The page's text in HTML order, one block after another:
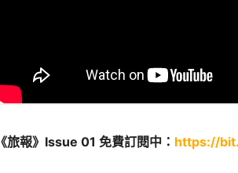
《旅報》Issue 01 免費訂閱中： https://